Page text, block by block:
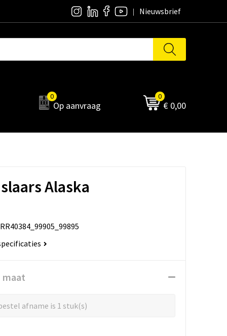
Nieuwsbrief
0
Op aanvraag
0
€ 0,00
Alaska
maat
afname is 1 stuk(s)